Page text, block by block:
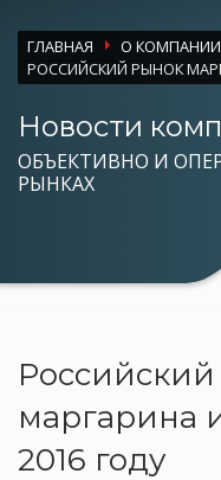
ГЛАВНАЯ О КОМПАНИИ
РОССИЙСКИЙ РЫНОК
Новости
ОБЪЕКТИВНО И
РЫНКАХ
маргарина
2016 году